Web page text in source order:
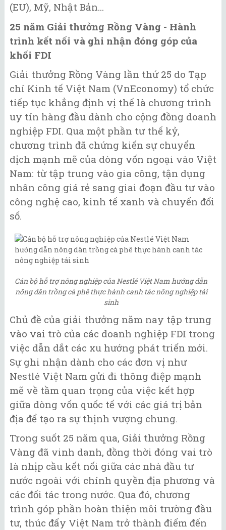
(EU), Mỹ, Nhật Bản...
25 năm Giải thưởng Rồng Vàng - Hành
trình kết nối và ghi nhận đóng góp của
khối FDI
Giải thưởng Rồng Vàng lần thứ 25 do Tạp
chí Kinh tế Việt Nam (VnEconomy) tổ chức
tiếp tục khẳng định vị thế là chương trình
uy tín hàng đầu dành cho cộng đồng doanh
nghiệp FDI. Qua một phần tư thế kỷ,
chương trình đã chứng kiến sự chuyển
dịch mạnh mẽ của dòng vốn ngoại vào Việt
Nam: từ tập trung vào gia công, tận dụng
nhân công giá rẻ sang giai đoạn đầu tư vào
công nghệ cao, kinh tế xanh và chuyển đổi
số.
Cán bộ hỗ trợ nông nghiệp của Nestlé Việt Nam hướng dẫn
nông dân trồng cà phê thực hành canh tác nông nghiệp tái
sinh
Chủ đề của giải thưởng năm nay tập trung
vào vai trò của các doanh nghiệp FDI trong
việc dẫn dắt các xu hướng phát triển mới.
Sự ghi nhận dành cho các đơn vị như
Nestlé Việt Nam gửi đi thông điệp mạnh
mẽ về tầm quan trọng của việc kết hợp
giữa dòng vốn quốc tế với các giá trị bản
địa để tạo ra sự thịnh vượng chung.
Trong suốt 25 năm qua, Giải thưởng Rồng
Vàng đã vinh danh, đồng thời đóng vai trò
là nhịp cầu kết nối giữa các nhà đầu tư
nước ngoài với chính quyền địa phương và
các đối tác trong nước. Qua đó, chương
trình góp phần hoàn thiện môi trường đầu
tư, thúc đẩy Việt Nam trở thành điểm đến